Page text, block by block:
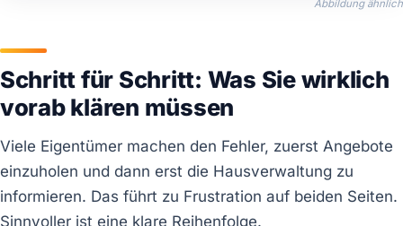
Abbildung ähnlich
Schritt für Schritt: Was Sie wirklich
vorab klären müssen
Viele Eigentümer machen den Fehler, zuerst Angebote
einzuholen und dann erst die Hausverwaltung zu
informieren. Das führt zu Frustration auf beiden Seiten.
Sinnvoller ist eine klare Reihenfolge.